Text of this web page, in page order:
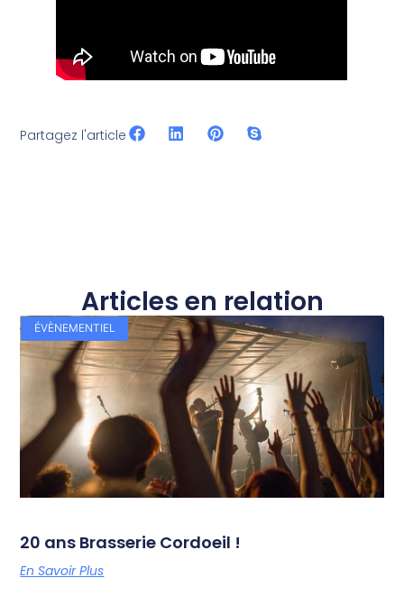
Partagez l'article
Articles en relation
ÉVÈNEMENTIEL
20 ans Brasserie Cordoeil !
En Savoir Plus